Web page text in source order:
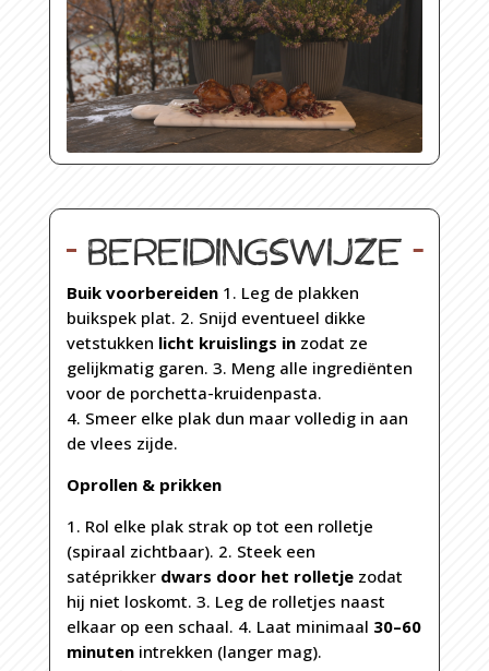
Bereidingswijze
Buik voorbereiden1. Leg de plakken
buikspek plat. 2. Snijd eventueel dikke
vetstukken licht kruislings inzodat ze
gelijkmatig garen. 3. Meng alle ingrediënten
voor de porchetta-kruidenpasta.
4. Smeer elke plak dun maar volledig in aan
de vlees zijde.
Oprollen & prikken
1. Rol elke plak strak op tot een rolletje
(spiraal zichtbaar). 2. Steek een
satéprikker dwars door het rolletjezodat
hij niet loskomt. 3. Leg de rolletjes naast
elkaar op een schaal. 4. Laat minimaal 30–60
minutenintrekken (langer mag).